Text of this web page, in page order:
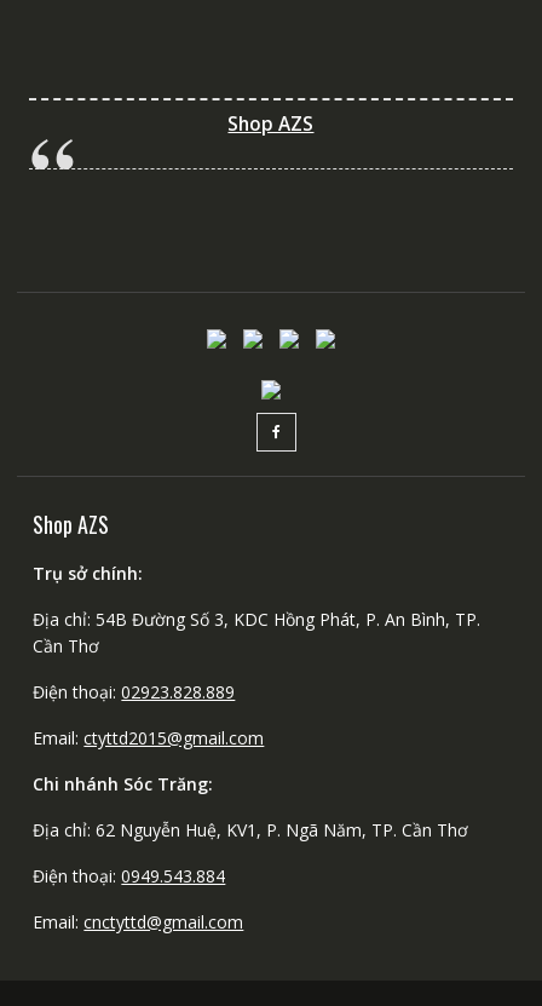
Shop AZS
Shop AZS
Trụ sở chính:
Địa chỉ: 54B Đường Số 3, KDC Hồng Phát, P. An Bình, TP.
Cần Thơ
Điện thoại:02923.828.889
Email:ctyttd2015@gmail.com
Chi nhánh Sóc Trăng:
Địa chỉ: 62 Nguyễn Huệ, KV1, P. Ngã Năm, TP. Cần Thơ
Điện thoại:0949.543.884
Email:cnctyttd@gmail.com